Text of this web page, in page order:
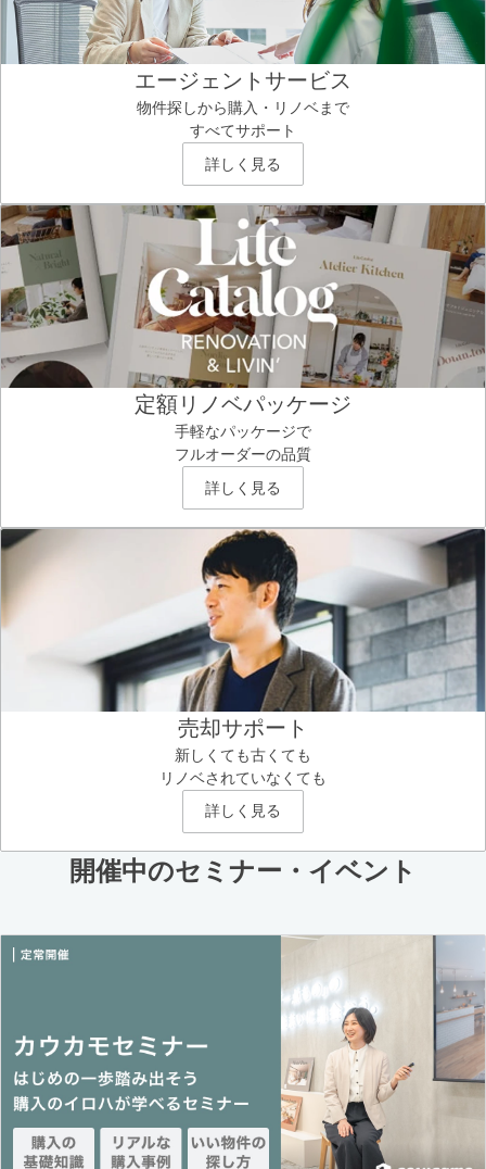
エージェントサービス
物件探しから購入・リノベまで
すべてサポート
詳しく見る
定額リノベパッケージ
手軽なパッケージで
フルオーダーの品質
詳しく見る
売却サポート
新しくても古くても
リノベされていなくても
詳しく見る
開催中のセミナー・イベント